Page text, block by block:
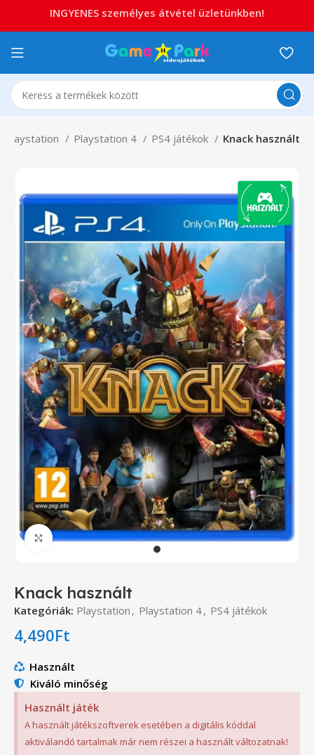
Playstation Playstation 4 PS4 játékok Knack használt
Click to enlarge
Knack használt
Kategóriák: Playstation , Playstation 4, PS4 játékok
4,490Ft
Használt
Kiváló minőség
Használt játék
A használt játékszoftverek esetében a digitális kóddal
aktiválandó tartalmak már nem részei a használt változatnak!
INGYENES személyes átvétel üzletünkben!